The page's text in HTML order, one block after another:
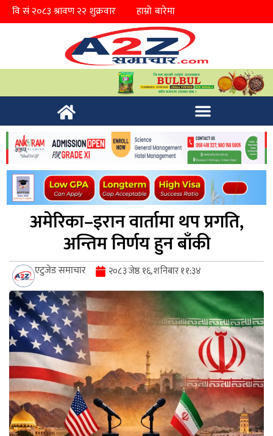
हाम्रो बारेमा
अमेरिका–इरान वार्तामा थप प्रगति,
अन्तिम निर्णय हुन बाँकी
एटुजेड समाचार २०८३ जेष्ठ १६, शनिबार ११:३४